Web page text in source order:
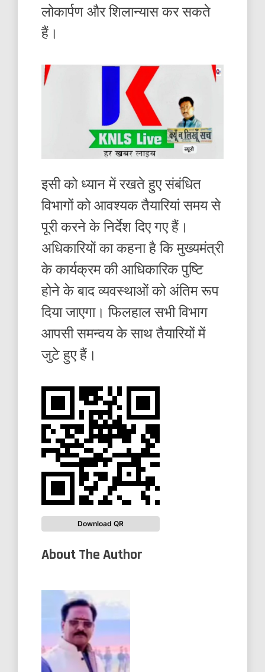
लोकार्पण और शिलान्यास कर सकते
हैं।
इसी को ध्यान में रखते हुए संबंधित
विभागों को आवश्यक तैयारियां समय से
पूरी करने के निर्देश दिए गए हैं।
अधिकारियों का कहना है कि मुख्यमंत्री
के कार्यक्रम की आधिकारिक पुष्टि
होने के बाद व्यवस्थाओं को अंतिम रूप
दिया जाएगा। फिलहाल सभी विभाग
आपसी समन्वय के साथ तैयारियों में
जुटे हुए हैं।
Download QR
About The Author